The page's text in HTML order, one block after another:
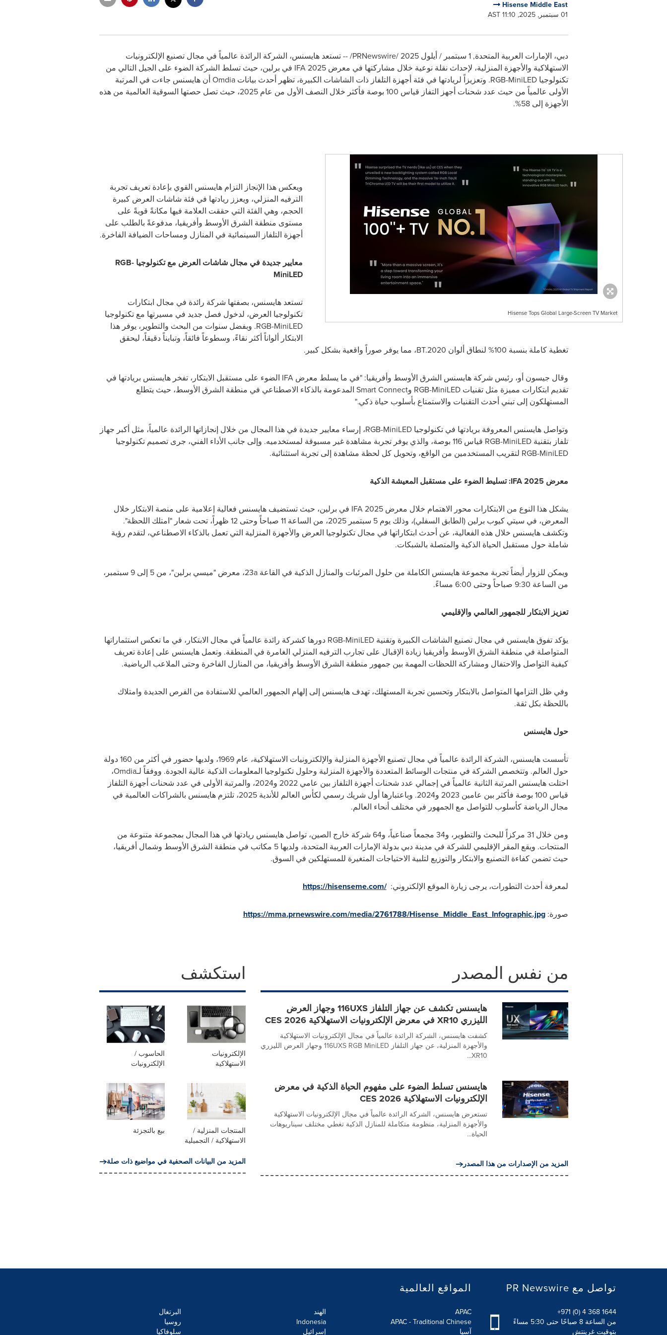
Hisense Middle East
01 سبتمبر, 2025, 11:10 AST
دبي، الإمارات العربية المتحدة,1 سبتمبر / أيلول 2025
/PRNewswire/ -- تستعد هايسنس، الشركة الرائدة عالمياً في مجال تصنيع الإلكترونيات
الاستهلاكية والأجهزة المنزلية، لإحداث نقلة نوعية خلال مشاركتها في معرضIFA 2025 في برلين، حيث تسلط الشركة الضوء على الجيل التالي من
تكنولوجياRGB-MiniLED. وتعزيزاً لريادتها في فئة أجهزة التلفاز ذات الشاشات الكبيرة، تظهر أحدث بياناتOmdiaأن هايسنس جاءت في المرتبة
الأولى عالمياً من حيث عدد شحنات أجهز التفاز قياس 100 بوصة فأكثر خلال النصف الأول من عام 2025، حيث تصل حصتها السوقية العالمية من هذه
الأجهزة إلى 58%.
Hisense Tops Global Large-Screen TV Market
ويعكس هذا الإنجاز التزام هايسنس القوي بإعادة تعريف تجربة
الترفيه المنزلي، ويعزز ريادتها في فئة شاشات العرض كبيرة
الحجم، وهي الفئة التي حققت العلامة فيها مكانةً قويةً على
مستوى منطقة الشرق الأوسط وأفريقيا، مدفوعةً بالطلب على
أجهزة التلفاز السينمائية في المنازل ومساحات الضيافة الفاخرة.
معايير جديدة في مجال شاشات العرض مع تكنولوجياRGB-
MiniLED
تستعد هايسنس، بصفتها شركة رائدة في مجال ابتكارات
تكنولوجيا العرض، لدخول فصل جديد في مسيرتها مع تكنولوجيا
RGB-MiniLED. وبفضل سنوات من البحث والتطوير، يوفر هذا
الابتكار ألواناً أكثر نقاءً، وسطوعاً فائقاً، وتبايناً دقيقاً، ليحقق
تغطية كاملة بنسبة 100% لنطاق ألوان
BT.2020، مما يوفر صوراً واقعية بشكل كبير.
وقال جيسون أو، رئيس شركة هايسنس الشرق الأوسط وأفريقيا: "في ما يسلط معرضIFA الضوء على مستقبل الابتكار، تفخر هايسنس بريادتها في
تقديم ابتكارات مميزة مثل تقنياتRGB-MiniLED وSmart Connect المدعومة بالذكاء الاصطناعي في منطقة الشرق الأوسط، حيث يتطلع
المستهلكون إلى تبني أحدث التقنيات والاستمتاع بأسلوب حياة ذكي."
وتواصل هايسنس المعروفة بريادتها في تكنولوجياRGB-MiniLED، إرساء معايير جديدة في هذا المجال من خلال إنجازاتها الرائدة عالمياً، مثل أكبر جهاز
تلفاز بتقنيةRGB-MiniLED قياس 116 بوصة، والذي يوفر تجربة مشاهدة غير مسبوقة لمستخدميه. وإلى جانب الأداء الفني، جرى تصميم تكنولوجيا
RGB-MiniLED لتقريب المستخدمين من الواقع، وتحويل كل لحظة مشاهدة إلى تجربة استثنائية.
معرض IFA 2025: تسليط الضوء على مستقبل المعيشة الذكية
يشكل هذا النوع من الابتكارات محور الاهتمام خلال معرضIFA 2025 في برلين، حيث تستضيف هايسنس فعالية إعلامية على منصة الابتكار خلال
المعرض، في سيتي كيوب برلين (الطابق السفلي)، وذلك يوم 5 سبتمبر 2025، من الساعة 11 صباحاً وحتى 12 ظهراً، تحت شعار "امتلك اللحظة".
وتكشف هايسنس خلال هذه الفعالية، عن أحدث ابتكاراتها في مجال تكنولوجيا العرض والأجهزة المنزلية التي تعمل بالذكاء الاصطناعي، لتقدم رؤية
شاملة حول مستقبل الحياة الذكية والمتصلة بالشبكات.
ويمكن للزوار أيضاً تجربة مجموعة هايسنس الكاملة من حلول المرئيات والمنازل الذكية في القاعة23a
، معرض "ميسي برلين"، من 5 إلى 9 سبتمبر،
من الساعة 9:30 صباحاً وحتى 6:00 مساءً.
تعزيز الابتكار للجمهور العالمي والإقليمي
يؤكد تفوق هايسنس في مجال تصنيع الشاشات الكبيرة وتقنيةRGB-MiniLED دورها كشركة رائدة عالمياً في مجال الابتكار، في ما تعكس استثماراتها
المتواصلة في منطقة الشرق الأوسط وأفريقيا زيادة الإقبال على تجارب الترفيه المنزلي الغامرة في المنطقة. وتعمل هايسنس على إعادة تعريف
كيفية التواصل والاحتفال ومشاركة اللحظات المهمة بين جمهور منطقة الشرق الأوسط وأفريقيا، من المنازل الفاخرة وحتى الملاعب الرياضية.
وفي ظل التزامها المتواصل بالابتكار وتحسين تجربة المستهلك، تهدف هايسنس إلى إلهام الجمهور العالمي للاستفادة من الفرص الجديدة وامتلاك
باللحظة بكل ثقة.
حول هايسنس
تأسست هايسنس، الشركة الرائدة عالمياً في مجال تصنيع الأجهزة المنزلية والإلكترونيات الاستهلاكية، عام 1969، ولديها حضور في أكثر من 160 دولة
حول العالم. وتتخصص الشركة في منتجات الوسائط المتعددة والأجهزة المنزلية وحلول تكنولوجيا المعلومات الذكية عالية الجودة. ووفقاً لـOmdia،
احتلت هايسنس المرتبة الثانية عالمياً في إجمالي عدد شحنات أجهزة التلفاز بين عامي 2022 و2024، والمرتبة الأولى في عدد شحنات أجهزة التلفاز
قياس 100 بوصة فأكثر بين عامين 2023 و2024. وباعتبارها أول شريك رسمي لكأس العالم للأندية 2025، تلتزم هايسنس بالشراكات العالمية في
مجال الرياضة كأسلوب للتواصل مع الجمهور في مختلف أنحاء العالم.
ومن خلال 31 مركزاً للبحث والتطوير، و34 مجمعاً صناعياً، و64 شركة خارج الصين، تواصل هايسنس ريادتها في هذا المجال بمجموعة متنوعة من
المنتجات. ويقع المقر الإقليمي للشركة في مدينة دبي بدولة الإمارات العربية المتحدة، ولديها 5 مكاتب في منطقة الشرق الأوسط وشمال أفريقيا،
حيث تضمن كفاءة التصنيع والابتكار والتوزيع لتلبية الاحتياجات المتغيرة للمستهلكين في السوق.
لمعرفة أحدث التطورات، يرجى زيارة الموقع الإلكتروني:https://hisenseme.com/
صورة:https://mma.prnewswire.com/media/2761788/Hisense_Middle_East_Infographic.jpg
من نفس المصدر
هايسنس تكشف عن جهاز التلفاز 116UXS وجهاز العرض
الليزري XR10 في معرض الإلكترونيات الاستهلاكية CES 2026
كشفت هايسنس، الشركة الرائدة عالمياً في مجال الإلكترونيات الاستهلاكية
والأجهزة المنزلية، عن جهاز التلفاز 116UXS RGB MiniLED وجهاز العرض الليزري
XR10...
هايسنس تسلط الضوء على مفهوم الحياة الذكية في معرض
الإلكترونيات الاستهلاكية CES 2026
تستعرض هايسنس، الشركة الرائدة عالمياً في مجال الإلكترونيات الاستهلاكية
والأجهزة المنزلية، منظومة متكاملة للمنازل الذكية تغطي مختلف سيناريوهات
الحياة...
المزيد من الإصدارات من هذا المصدر
استكشف
الإلكترونيات
الاستهلاكية
الحاسوب /
الإلكترونيات
المنتجات المنزلية /
الاستهلاكية / التجميلية
بيع بالتجزئة
المزيد من البيانات الصحفية في مواضيع ذات صلة
PR Newswire تواصل مع
+971 (0) 4 368 1644
من الساعة 8 صباحًا حتى 5:30 مساءً
بتوقيت غرينتش
المواقع العالمية
APAC
APAC - Traditional Chinese
آسيا
الهند
Indonesia
إسرائيل
البرتغال
روسيا
سلوفاكيا